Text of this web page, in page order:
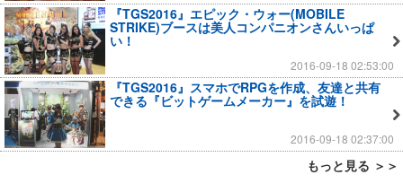
『TGS2016』エピック・ウォー(MOBILE
STRIKE)ブースは美人コンパニオンさんいっぱ
い！
2016-09-18 02:53:00
『TGS2016』スマホでRPGを作成、友達と共有
できる『ビットゲームメーカー』を試遊！
2016-09-18 02:37:00
もっと見る ＞＞